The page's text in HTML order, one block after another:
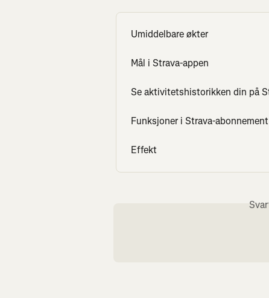
Umiddelbare økter
Mål i Strava-appen
Se aktivitetshistorikken din på
Funksjoner i Strava-abonnement
Effekt